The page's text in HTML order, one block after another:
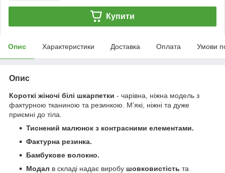
Купити
Опис Характеристики Доставка Оплата Умови
Опис
Короткі жіночі білі шкарпетки - чарівна, ніжна модель з
фактурною тканиною та резинкою. Мʼякі, ніжні та дуже
приємні до тіла.
Тиснений малюнок з контрасними елементами.
Фактурна резинка.
Бамбукове волокно.
Модал в складі надає виробу шовковистість та